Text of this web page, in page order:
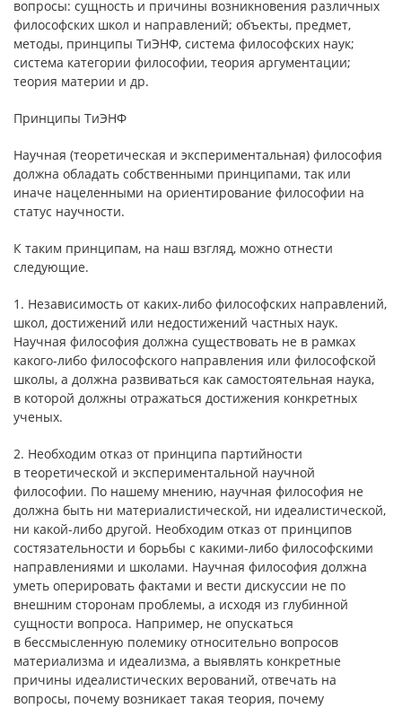
вопросы: сущность и причины возникновения различных
философских школ и направлений; объекты, предмет,
методы, принципы ТиЭНФ, система философских наук;
система категории философии, теория аргументации;
теория материи и др.
Принципы ТиЭНФ
Научная (теоретическая и экспериментальная) философия
должна обладать собственными принципами, так или
иначе нацеленными на ориентирование философии на
статус научности.
К таким принципам, на наш взгляд, можно отнести
следующие.
1. Независимость от каких-либо философских направлений,
школ, достижений или недостижений частных наук.
Научная философия должна существовать не в рамках
какого-либо философского направления или философской
школы, а должна развиваться как самостоятельная наука,
в которой должны отражаться достижения конкретных
ученых.
2. Необходим отказ от принципа партийности
в теоретической и экспериментальной научной
философии. По нашему мнению, научная философия не
должна быть ни материалистической, ни идеалистической,
ни какой-либо другой. Необходим отказ от принципов
состязательности и борьбы с какими-либо философскими
направлениями и школами. Научная философия должна
уметь оперировать фактами и вести дискуссии не по
внешним сторонам проблемы, а исходя из глубинной
сущности вопроса. Например, не опускаться
в бессмысленную полемику относительно вопросов
материализма и идеализма, а выявлять конкретные
причины идеалистических верований, отвечать на
вопросы, почему возникает такая теория, почему